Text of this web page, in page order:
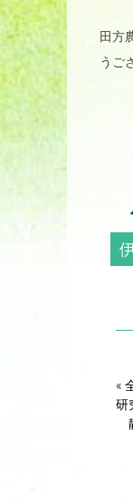
田方
うご
«
研